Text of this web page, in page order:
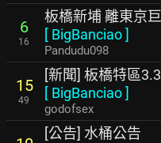
6
16
板橋新埔 離東京
[ BigBanciao]
Pandudu098
15
49
[新聞] 板橋特區
[ BigBanciao]
godofsex
[公告] 水桶公告